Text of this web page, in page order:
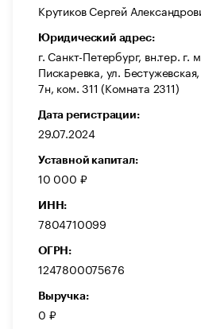
Крутиков Сергей
Юридический адрес:
г. Санкт-Петербург, вн.тер. г.
Пискаревка, ул.
7н, ком. 311 (Комната 2311)
Дата регистрации:
29.07.2024
Уставной капитал:
10 000 ₽
ИНН:
7804710099
ОГРН:
1247800075676
Выручка:
0 ₽